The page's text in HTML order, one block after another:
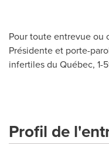
Pour toute entrevue ou
Présidente et porte-
infertiles du Québec, 1-
Profil de